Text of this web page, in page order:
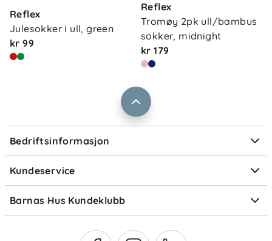
Reflex
Julesokker i ull, green
kr 99
Reflex
Tromøy 2pk ull/bambus
sokker, midnight
kr 179
Bedriftsinformasjon
Våre butikker
Vårt samfunnsansvar
Jobbe i Barnas Hus
Størrelsesguider
Kundeservice
Frakt og levering
Retur og reklamasjon
Salgsbetingelser
Ofte stilte spørsmål
Om Klarna
Barnas Hus Kundeklubb
Medlemsvilkår